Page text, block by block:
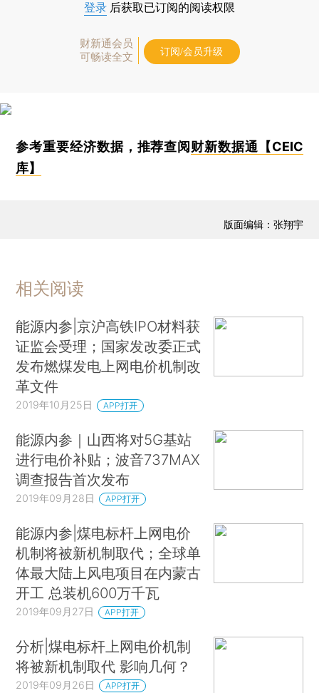
登录 后获取已订阅的阅读权限
财新通会员
可畅读全文
订阅/会员升级
参考重要经济数据，推荐查阅财新数据通【CEIC
库】
版面编辑：张翔宇
相关阅读
能源内参|京沪高铁IPO材料获
证监会受理；国家发改委正式
发布燃煤发电上网电价机制改
革文件
2019年10月25日 APP打开
能源内参｜山西将对5G基站
进行电价补贴；波音737MAX
调查报告首次发布
2019年09月28日 APP打开
能源内参|煤电标杆上网电价
机制将被新机制取代；全球单
体最大陆上风电项目在内蒙古
开工 总装机600万千瓦
2019年09月27日 APP打开
分析|煤电标杆上网电价机制
将被新机制取代 影响几何？
2019年09月26日 APP打开